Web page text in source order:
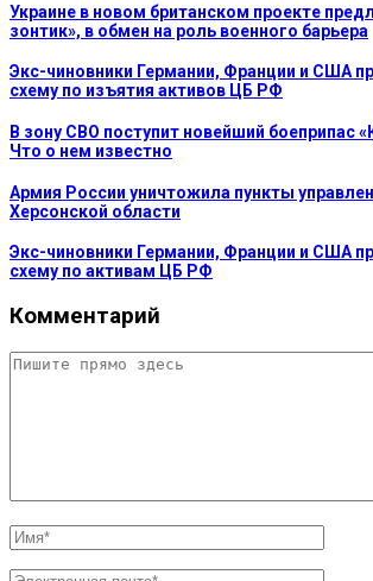
Украине в новом британском проекте
зонтик», в обмен на роль военного барьера
Экс-чиновники Германии, Франции и США
схему по изъятия активов ЦБ РФ
В зону СВО поступит новейший боеприпас
Что о нем известно
Армия России уничтожила пункты
Херсонской области
Экс-чиновники Германии, Франции и США
схему по активам ЦБ РФ
Комментарий